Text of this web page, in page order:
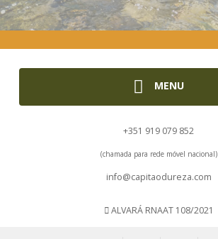
MENU
+351 919 079 852
(chamada para rede móvel nacional)
info@capitaodureza.com
ALVARÁ RNAAT 108/2021